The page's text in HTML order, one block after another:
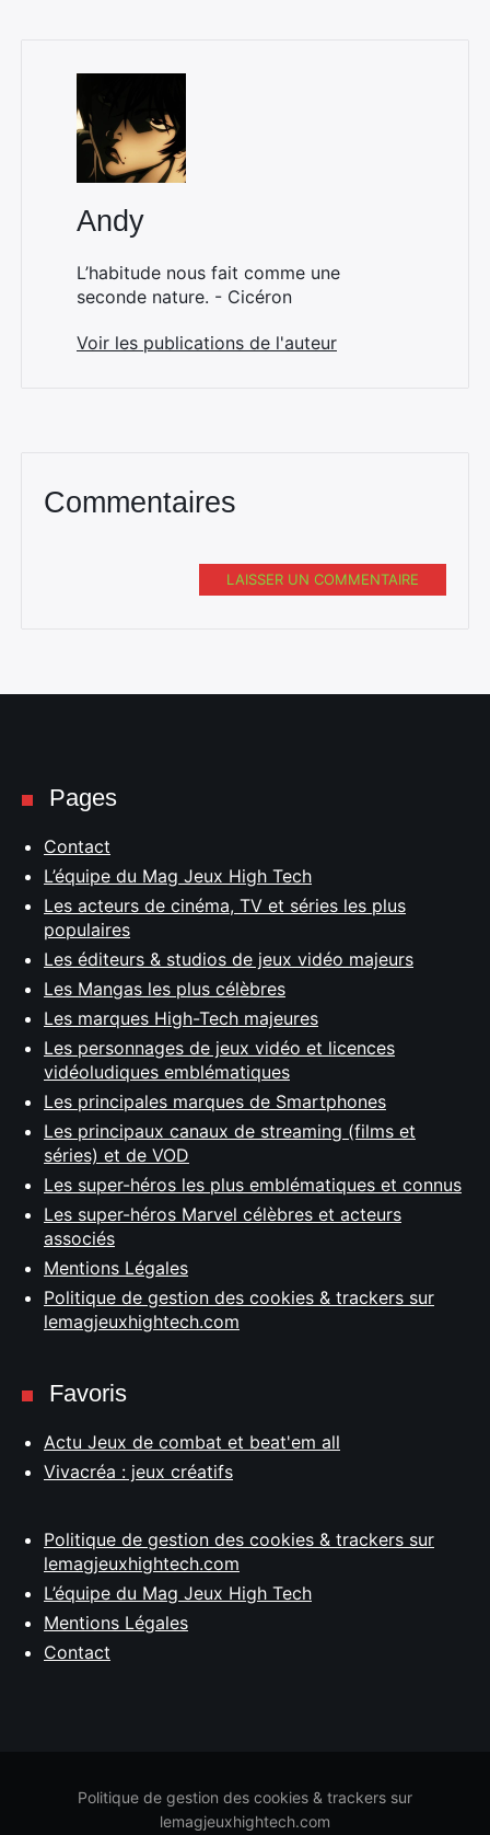
Andy
L’habitude nous fait comme une
seconde nature. - Cicéron
Voir les publications de l'auteur
Commentaires
LAISSER UN COMMENTAIRE
Pages
Contact
L’équipe du Mag Jeux High Tech
Les acteurs de cinéma, TV et séries les plus
populaires
Les éditeurs & studios de jeux vidéo majeurs
Les Mangas les plus célèbres
Les marques High-Tech majeures
Les personnages de jeux vidéo et licences
vidéoludiques emblématiques
Les principales marques de Smartphones
Les principaux canaux de streaming (films et
séries) et de VOD
Les super-héros les plus emblématiques et connus
Les super-héros Marvel célèbres et acteurs
associés
Mentions Légales
Politique de gestion des cookies & trackers sur
lemagjeuxhightech.com
Favoris
Actu Jeux de combat et beat'em all
Vivacréa : jeux créatifs
Politique de gestion des cookies & trackers sur
lemagjeuxhightech.com
L’équipe du Mag Jeux High Tech
Mentions Légales
Contact
Politique de gestion des cookies & trackers sur
lemagjeuxhightech.com